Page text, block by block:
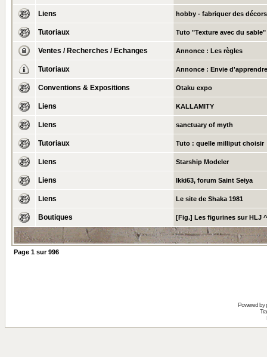
Liens hobby - fabriquer des décors
Tutoriaux Tuto "Texture avec du sable"
Ventes / Recherches / Echanges Annonce : Les règles
Tutoriaux Annonce : Envie
Conventions & Expositions Otaku expo
Liens KALLAMITY
Liens sanctuary of myth
Tutoriaux Tuto : quelle milliput choisir
Liens Starship Modeler
Liens Ikki63, forum Saint Seiya
Liens Le site de Shaka 1981
Boutiques [Fig.] Les figurines sur HLJ
Page 1 sur996
Powered by